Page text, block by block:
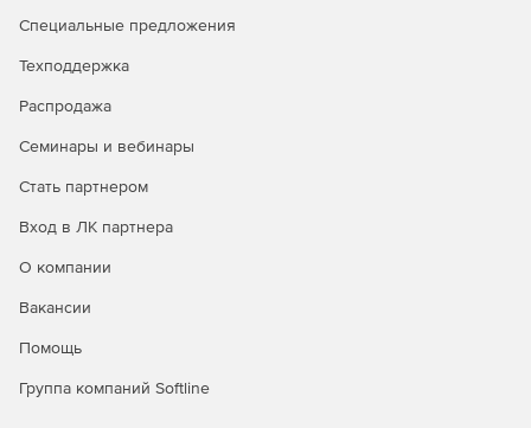
Специальные предложения
Техподдержка
Распродажа
Семинары и вебинары
Стать партнером
Вход в ЛК партнера
О компании
Вакансии
Помощь
Группа компаний Softline